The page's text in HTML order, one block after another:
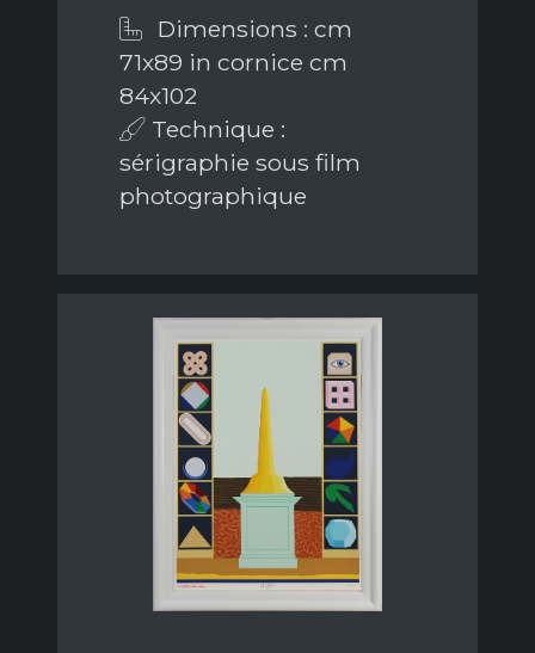
Dimensions : cm
71x89 in cornice cm
84x102
Technique :
sérigraphie sous film
photographique